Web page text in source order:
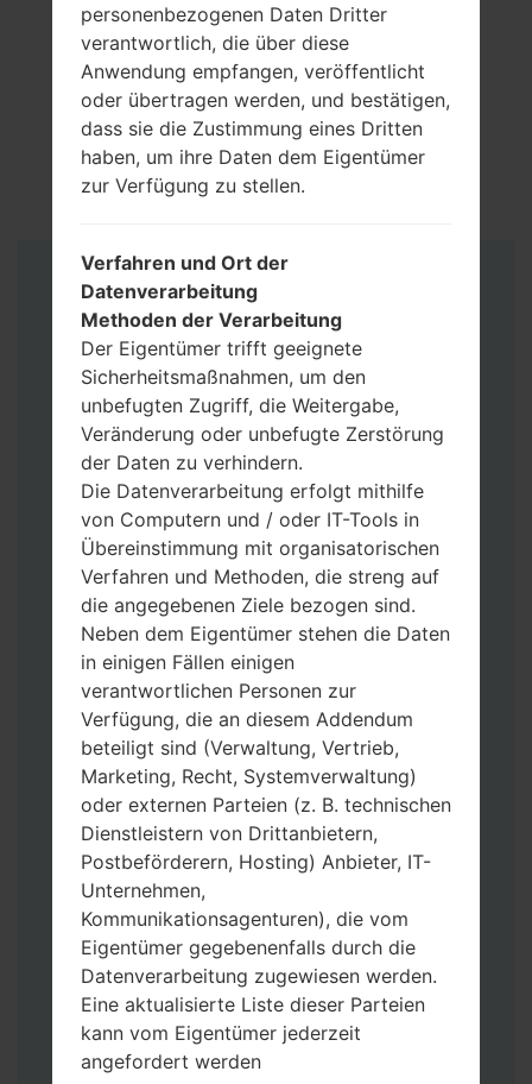
Anleitung
Laden Sie auf Ihren PC:
Version herunter.
Dann laden Sie die Firmware-Datei
herunter und entpacken Sie sie.
Sie brauchen 1(wählen Sie hier 1 Firmware-
Datei aus) oder 5 (wählen Sie 5 Firmware-
Dateien aus) Firmware-Dateien:
AP: „System & Recovery“
CP: „Modem & Radio“
CSC_***: „Country & Region & Operator“
HOME_CSC_***: „Country & Region &
Operator“
Fügen Sie dem Programm Odin 3 alle
Dateien hinzu.
Wenn Sie das Telefon flashen und auf die
personenbezogenen Daten Dritter
verantwortlich, die über diese
Anwendung empfangen, veröffentlicht
oder übertragen werden, und bestätigen,
dass sie die Zustimmung eines Dritten
haben, um ihre Daten dem Eigentümer
zur Verfügung zu stellen.
Verfahren und Ort der
Datenverarbeitung
Methoden der Verarbeitung
Der Eigentümer trifft geeignete
Sicherheitsmaßnahmen, um den
unbefugten Zugriff, die Weitergabe,
Veränderung oder unbefugte Zerstörung
der Daten zu verhindern.
Die Datenverarbeitung erfolgt mithilfe
von Computern und / oder IT-Tools in
Übereinstimmung mit organisatorischen
Verfahren und Methoden, die streng auf
die angegebenen Ziele bezogen sind.
Neben dem Eigentümer stehen die Daten
in einigen Fällen einigen
verantwortlichen Personen zur
Verfügung, die an diesem Addendum
beteiligt sind (Verwaltung, Vertrieb,
Marketing, Recht, Systemverwaltung)
oder externen Parteien (z. B. technischen
Dienstleistern von Drittanbietern,
Postbeförderern, Hosting) Anbieter, IT-
Unternehmen,
Kommunikationsagenturen), die vom
Eigentümer gegebenenfalls durch die
Datenverarbeitung zugewiesen werden.
Eine aktualisierte Liste dieser Parteien
kann vom Eigentümer jederzeit
angefordert werden